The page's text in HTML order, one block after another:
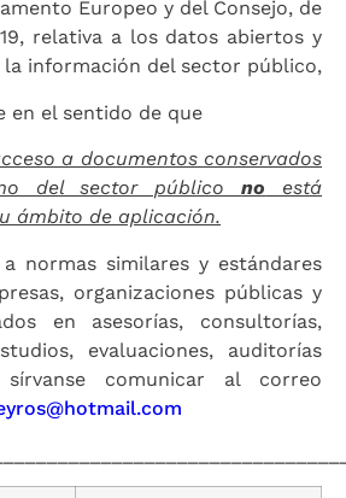
Europeo y del Consejo, de
relativa a los datos abiertos y
información del sector público,
en el sentido de que
a documentos conservados
del sector públicono está
ámbito de aplicación.
normas similares y estándares
organizaciones públicas y
en asesorías, consultorías,
evaluaciones, auditorías
comunicar al correo